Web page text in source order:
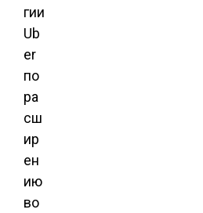
гии
Ub
er
по
ра
сш
ир
ен
ию
во